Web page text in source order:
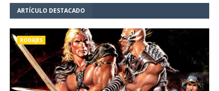
ARTÍCULO DESTACADO
RODAJES